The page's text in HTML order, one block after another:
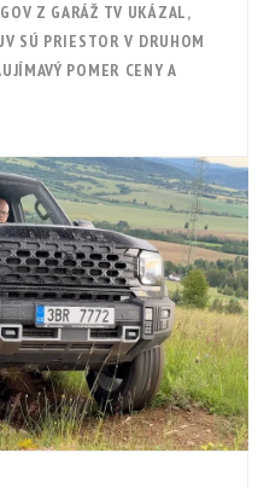
Z GARÁŽ TV UKÁZAL,
SÚ PRIESTOR V DRUHOM
POMER CENY A